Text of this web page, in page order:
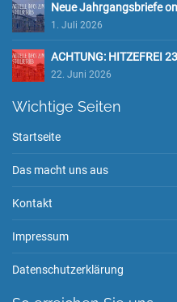
Neue Jahrgangsbriefe
1. Juli 2026
ACHTUNG: HITZEFREI
22. Juni 2026
Wichtige Seiten
Startseite
Das macht uns aus
Kontakt
Impressum
Datenschutzerklärung